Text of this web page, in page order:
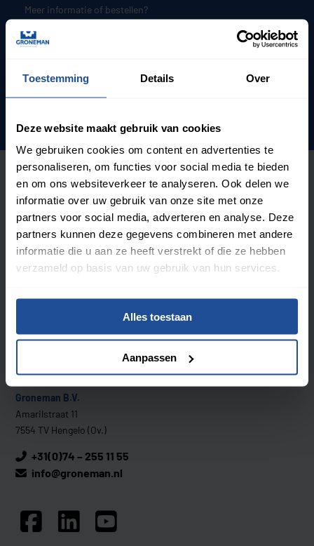
Toestemming Details Over
Deze website maakt gebruik van cookies
We gebruiken cookies om content en advertenties te
personaliseren, om functies voor social media te bieden
en om ons websiteverkeer te analyseren. Ook delen we
informatie over uw gebruik van onze site met onze
partners voor social media, adverteren en analyse. Deze
partners kunnen deze gegevens combineren met andere
informatie die u aan ze heeft verstrekt of die ze hebben
verzameld op basis van uw gebruik van hun services.
Alles toestaan
Aanpassen
Meer informatie of bestellen?
Neem contact op
Contact
Groneman B.V.
Amarilstraat 11
7554 TV Hengelo (Ov.)
+31(0)74 – 255 11 55
info@groneman.nl